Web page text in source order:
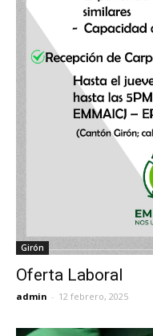
Girón
Oferta Laboral
admin - 12 febrero, 2025